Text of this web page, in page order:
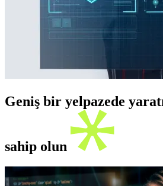
Geniş bir yelpazede
sahip olun